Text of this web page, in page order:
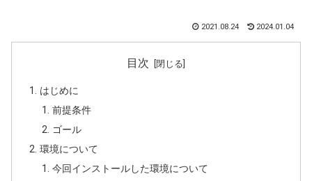
2021.08.24 2024.01.04
目次
はじめに
前提条件
ゴール
環境について
今回インストールした環境について